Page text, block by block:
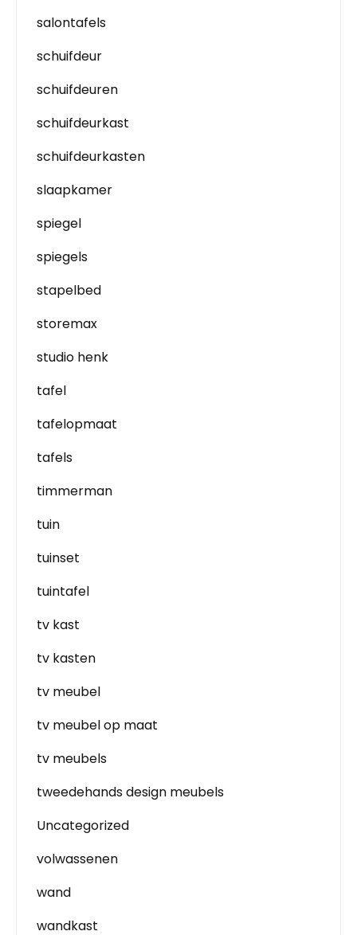
salontafels
schuifdeur
schuifdeuren
schuifdeurkast
schuifdeurkasten
slaapkamer
spiegel
spiegels
stapelbed
storemax
studio henk
tafel
tafelopmaat
tafels
timmerman
tuin
tuinset
tuintafel
tv kast
tv kasten
tv meubel
tv meubel op maat
tv meubels
tweedehands design meubels
Uncategorized
volwassenen
wand
wandkast